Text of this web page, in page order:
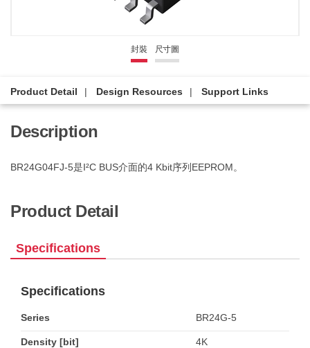
封裝 尺寸圖
Product Detail Design Resources Support Links
Description
BR24G04FJ-5是I²C BUS介面的4 Kbit序列EEPROM。
Product Detail
Specifications
Specifications
Series BR24G-5
Density [bit] 4K